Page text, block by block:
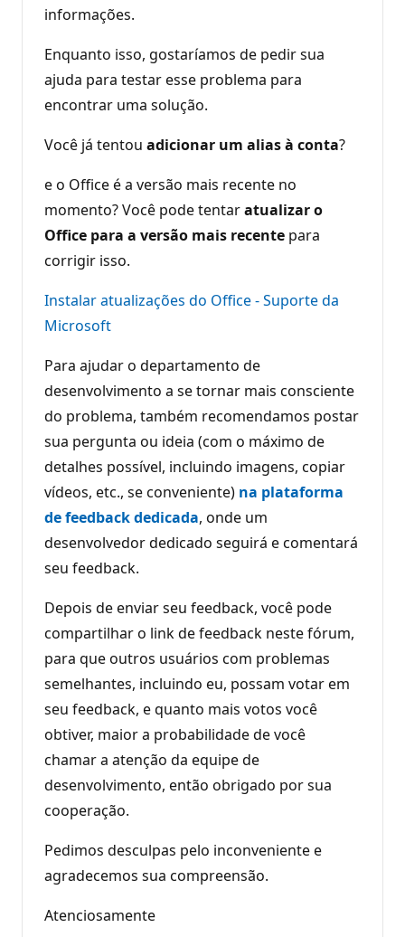
informações.
Enquanto isso, gostaríamos de pedir sua
ajuda para testar esse problema para
encontrar uma solução.
Você já tentou adicionar um alias à conta?
e o Office é a versão mais recente no
momento? Você pode tentaratualizar o
Office para a versão mais recente para
corrigir isso.
Instalar atualizações do Office - Suporte da
Microsoft
Para ajudar o departamento de
desenvolvimento a se tornar mais consciente
do problema, também recomendamos postar
sua pergunta ou ideia (com o máximo de
detalhes possível, incluindo imagens, copiar
vídeos, etc., se conveniente) na plataforma
de feedback dedicada, onde um
desenvolvedor dedicado seguirá e comentará
seu feedback.
Depois de enviar seu feedback, você pode
compartilhar o link de feedback neste fórum,
para que outros usuários com problemas
semelhantes, incluindo eu, possam votar em
seu feedback, e quanto mais votos você
obtiver, maior a probabilidade de você
chamar a atenção da equipe de
desenvolvimento, então obrigado por sua
cooperação.
Pedimos desculpas pelo inconveniente e
agradecemos sua compreensão.
Atenciosamente